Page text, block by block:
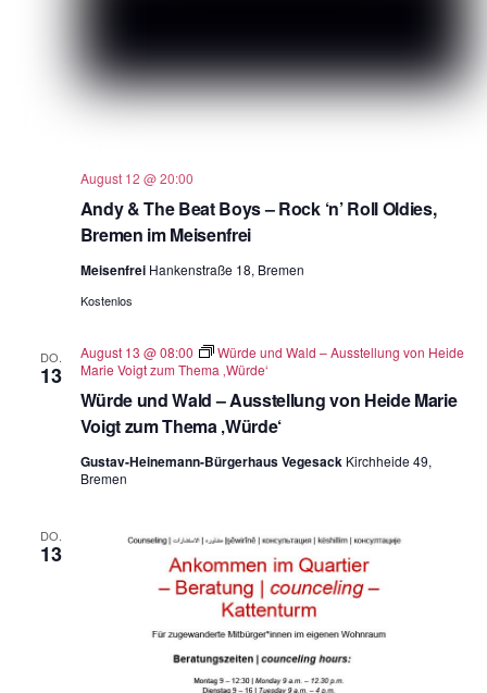
Andy & The Beat Boys – Rock ‘n’ Roll Oldies,
Bremen im Meisenfrei
August 12 @ 20:00
Meisenfrei Hankenstraße 18, Bremen
Kostenlos
DO.
13
Würde und Wald – Ausstellung von Heide Marie
Voigt zum Thema ‚Würde‘
August 13 @ 08:00
Würde und Wald – Ausstellung von Heide
Marie Voigt zum Thema ‚Würde‘
Gustav-Heinemann-Bürgerhaus Vegesack Kirchheide 49,
Bremen
DO.
13